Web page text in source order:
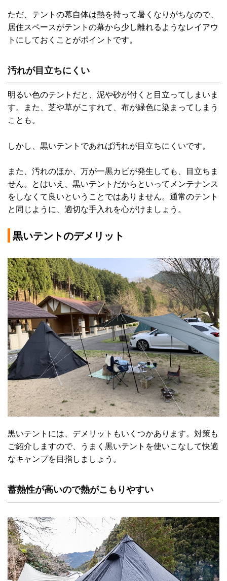
ただ、テントの幕自体は熱を持って暑くなりがちなので、
居住スペースがテントの幕から少し離れるようなレイアウ
トにしておくことがポイントです。
汚れが目立ちにくい
明るい色のテントだと、泥や砂が付くと目立ってしまいま
す。また、芝や草がこすれて、布が緑色に染まってしまう
ことも。
しかし、黒いテントであれば汚れが目立ちにくいです。
また、汚れのほか、万が一黒カビが発生しても、目立ちま
せん。とはいえ、黒いテントだからといってメンテナンス
をしなくて良いということではありません。通常のテント
と同じように、適切な手入れを心がけましょう。
黒いテントのデメリット
黒いテントには、デメリットもいくつかあります。対策も
ご紹介しますので、うまく黒いテントを使いこなして快適
なキャンプを目指しましょう。
蓄熱性が高いので熱がこもりやすい